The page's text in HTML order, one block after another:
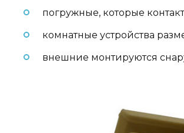
погружные, которые
комнатные устройства
внешние монтируются